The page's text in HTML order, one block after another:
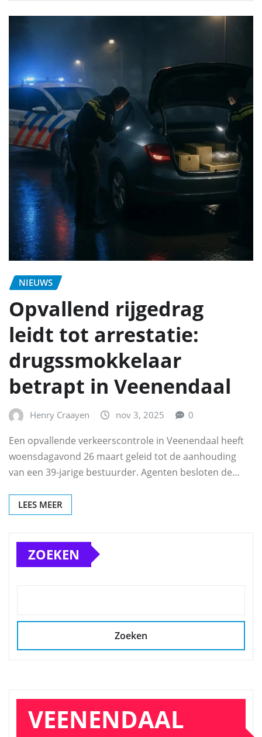
NIEUWS
Opvallend rijgedrag
leidt tot arrestatie:
drugssmokkelaar
betrapt in Veenendaal
Henry Craayen nov 3, 2025 0
Een opvallende verkeerscontrole in Veenendaal heeft
woensdagavond 26 maart geleid tot de aanhouding
van een 39-jarige bestuurder. Agenten besloten de…
LEES MEER
ZOEKEN
Zoeken
VEENENDAAL